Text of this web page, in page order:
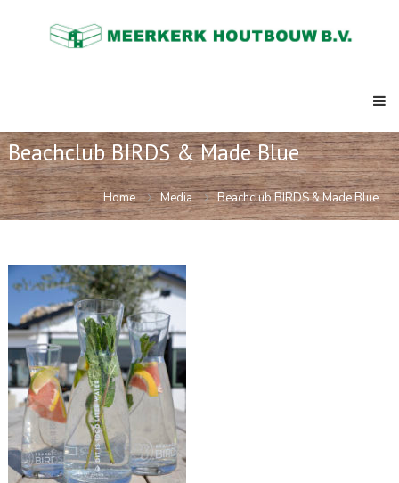
Meerkerk
Houtbouw
de
expert
in
ketenbouw,
strandpaviljoens,
clubhuizen,
kantoren.
Beachclub BIRDS & Made Blue
Home Media Beachclub BIRDS & Made Blue